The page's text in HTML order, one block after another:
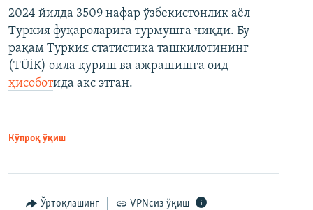
2024 йилда 3509 нафар ўзбекистонлик аёл
Туркия фуқароларига турмушга чиқди. Бу
рақам Туркия статистика ташкилотининг
(ТÜİК) оила қуриш ва ажрашишга оид
ҳисоботида акс этган.
Кўпроқ ўқиш
Ўртоқлашинг VPNсиз ўқиш